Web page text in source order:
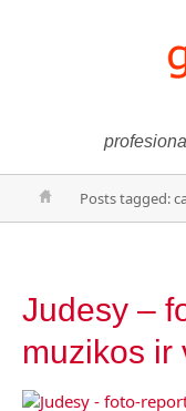
Posts tagged:
Judesy –
muzikos ir